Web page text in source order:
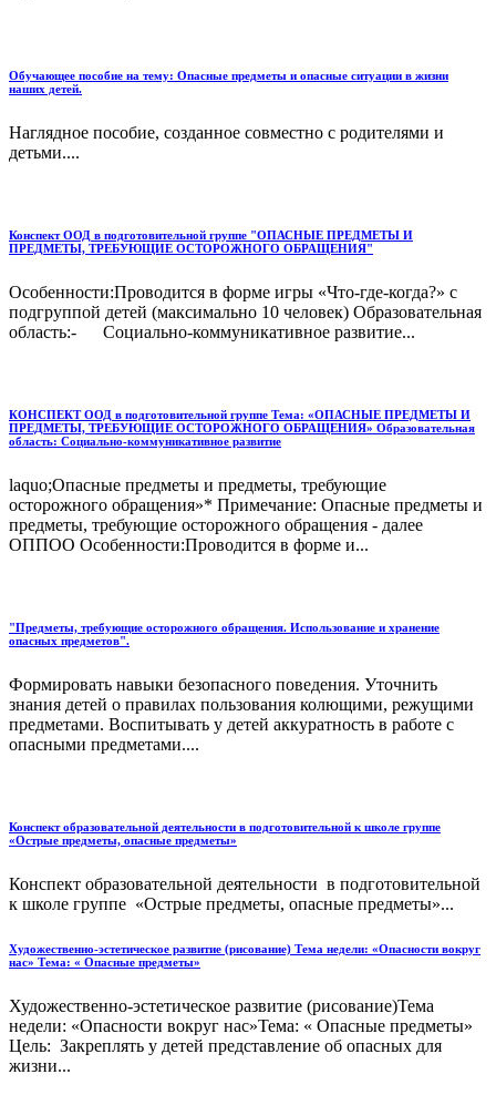
Обучающее пособие на тему: Опасные предметы и опасные ситуации в жизни
наших детей.
Наглядное пособие, созданное совместно с родителями и
детьми....
Конспект ООД в подготовительной группе "ОПАСНЫЕ ПРЕДМЕТЫ И
ПРЕДМЕТЫ, ТРЕБУЮЩИЕ ОСТОРОЖНОГО ОБРАЩЕНИЯ"
Особенности:Проводится в форме игры «Что-где-когда?» с
подгруппой детей (максимально 10 человек) Образовательная
область:- Социально-коммуникативное развитие...
КОНСПЕКТ ООД в подготовительной группе Тема: «ОПАСНЫЕ ПРЕДМЕТЫ И
ПРЕДМЕТЫ, ТРЕБУЮЩИЕ ОСТОРОЖНОГО ОБРАЩЕНИЯ» Образовательная
область: Социально-коммуникативное развитие
laquo;Опасные предметы и предметы, требующие
осторожного обращения»* Примечание: Опасные предметы и
предметы, требующие осторожного обращения - далее
ОППОО Особенности:Проводится в форме и...
"Предметы, требующие осторожного обращения. Использование и хранение
опасных предметов".
Формировать навыки безопасного поведения. Уточнить
знания детей о правилах пользования колющими, режущими
предметами. Воспитывать у детей аккуратность в работе с
опасными предметами....
Конспект образовательной деятельности в подготовительной к школе группе
«Острые предметы, опасные предметы»
Конспект образовательной деятельности в подготовительной
к школе группе «Острые предметы, опасные предметы»...
Художественно-эстетическое развитие (рисование) Тема недели: «Опасности вокруг
нас» Тема: « Опасные предметы»
Художественно-эстетическое развитие (рисование)Тема
недели: «Опасности вокруг нас»Тема: « Опасные предметы»
Цель: Закреплять у детей представление об опасных для
жизни...